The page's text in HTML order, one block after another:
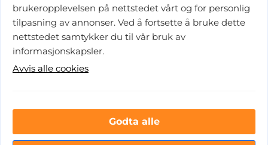
og vi kan yte deg bedre service. Vi bruker cookies hovedsaklig til å
lagre innloggingsdetaljer og huske hva du har puttet i handlekurven
din. Fortsett å bruke siden som normalt om du godtar dette.
her.
Vi tar juleferie fra 22 til 27.desember. Alle
brukeropplevelsen på nettstedet vårt og for personlig
tilpasning av annonser. Ved å fortsette å bruke dette
nettstedet samtykker du til vår bruk av
informasjonskapsler.
Avvis alle cookies
Godta alle